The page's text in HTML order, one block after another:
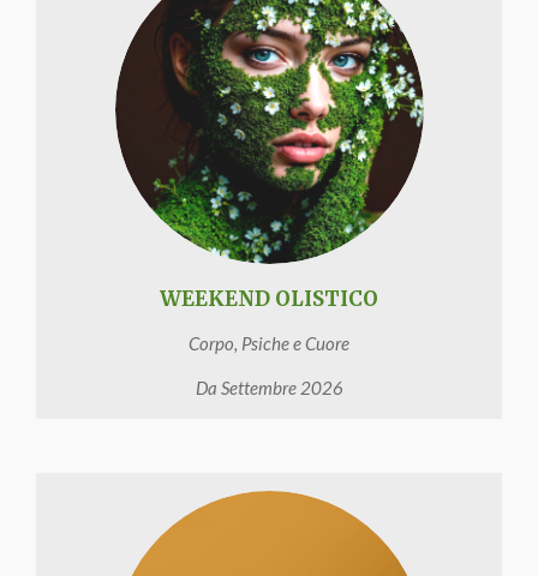
WEEKEND OLISTICO
Corpo, Psiche e Cuore
Da Settembre 2026